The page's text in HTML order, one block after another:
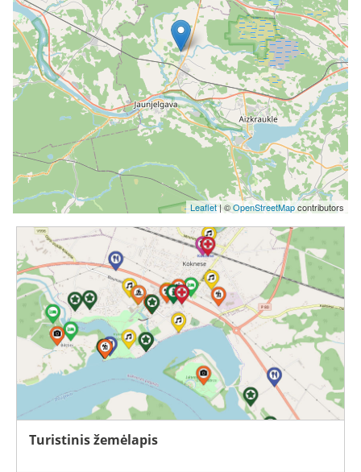
Leaflet| ©OpenStreetMapcontributors
Turistinis žemėlapis